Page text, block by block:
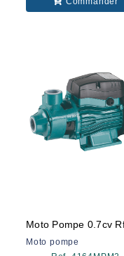
Moto pompe